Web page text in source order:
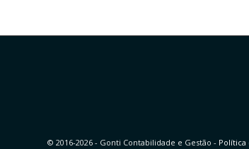
© 2016-2026 - Gonti Contabilidade e Gestão - Política